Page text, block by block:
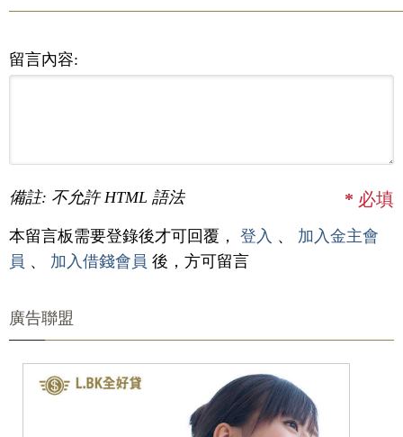
留言內容:
備註: 不允許 HTML 語法 * 必填
本留言板需要登錄後才可回覆， 登入 、 加入金主會
員 、 加入借錢會員 後，方可留言
廣告聯盟